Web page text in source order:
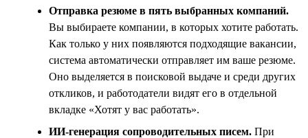
Отправка резюме в пять выбранных компаний.
Вы выбираете компании, в которых хотите работать.
Как только у них появляются подходящие вакансии,
система автоматически отправляет им ваше резюме.
Оно выделяется в поисковой выдаче и среди других
откликов, и работодатели видят его в отдельной
вкладке «Хотят у вас работать».
ИИ-генерация сопроводительных писем. При